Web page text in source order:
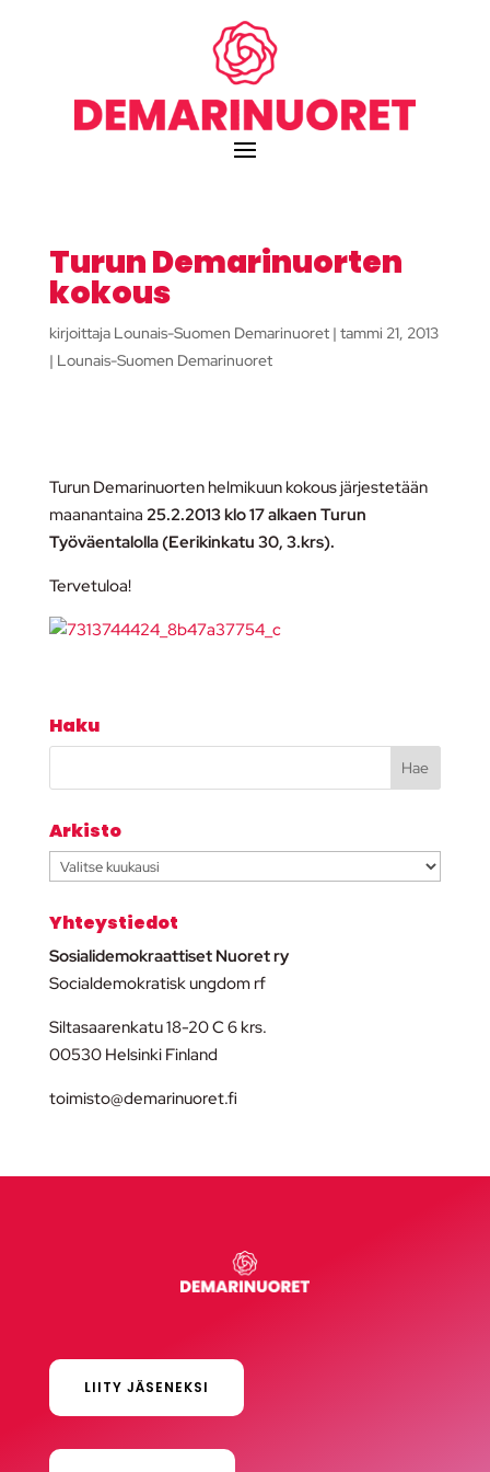
Turun Demarinuorten
kokous
kirjoittaja Lounais-Suomen Demarinuoret| tammi 21, 2013
| Lounais-Suomen Demarinuoret
Turun Demarinuorten helmikuun kokous järjestetään
maanantaina 25.2.2013 klo 17 alkaen Turun
Työväentalolla (Eerikinkatu 30, 3.krs).
Tervetuloa!
Haku
Arkisto
Arkisto
Yhteystiedot
Sosialidemokraattiset Nuoret ry
Socialdemokratisk ungdom rf
Siltasaarenkatu 18-20 C 6 krs.
00530 Helsinki Finland
toimisto@demarinuoret.fi
LIITY JÄSENEKSI